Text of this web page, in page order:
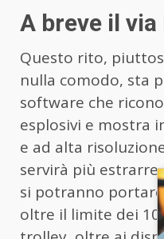
A breve il via
Questo rito,
nulla comodo, sta
software che
esplosivi e mostra
e ad alta
servirà più
si potranno
oltre il limite dei